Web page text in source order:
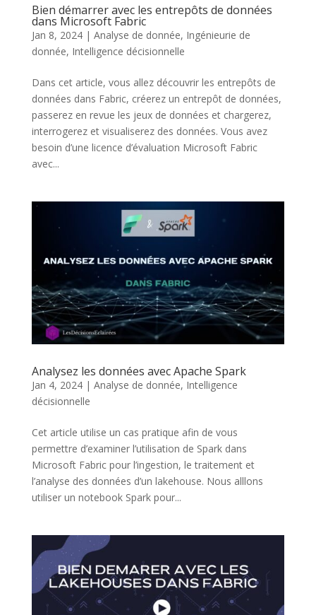
Bien démarrer avec les entrepôts de données
dans Microsoft Fabric
Jan 8, 2024| Analyse de donnée, Ingénieurie de
donnée, Intelligence décisionnelle
Dans cet article, vous allez découvrir les entrepôts de
données dans Fabric, créerez un entrepôt de données,
passerez en revue les jeux de données et chargerez,
interrogerez et visualiserez des données. Vous avez
besoin d’une licence d’évaluation Microsoft Fabric
avec...
Analysez les données avec Apache Spark
Jan 4, 2024| Analyse de donnée, Intelligence
décisionnelle
Cet article utilise un cas pratique afin de vous
permettre d’examiner l’utilisation de Spark dans
Microsoft Fabric pour l’ingestion, le traitement et
l’analyse des données d’un lakehouse. Nous alllons
utiliser un notebook Spark pour...